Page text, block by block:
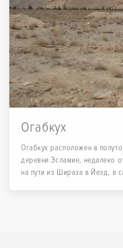
Огабкух
Огабкух расположен в
деревни Эсламие, недалеко
на пути из Шираза в Йезд, в